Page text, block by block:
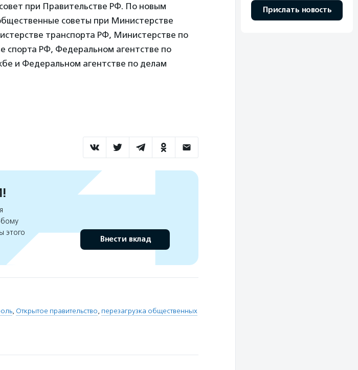
при Правительстве РФ. По новым
советы при Министерстве
транспорта РФ, Министерстве по
спорта РФ, Федеральном агентстве по
и Федеральном агентстве по делам
этого
Внести вклад
, Открытое правительство, перезагрузка общественных
Прислать новость